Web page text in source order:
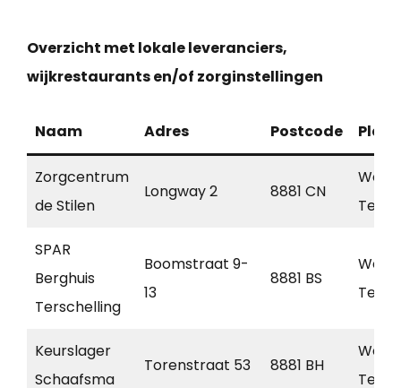
Overzicht met lokale leveranciers,
wijkrestaurants en/of zorginstellingen
Naam Adres Postcode
Zorgcentrum
de Stilen
Longway 2 8881 CN
SPAR
Berghuis
Terschelling
Boomstraat 9-
13
8881 BS
West
Keurslager
Schaafsma
Torenstraat 53 8881 BH